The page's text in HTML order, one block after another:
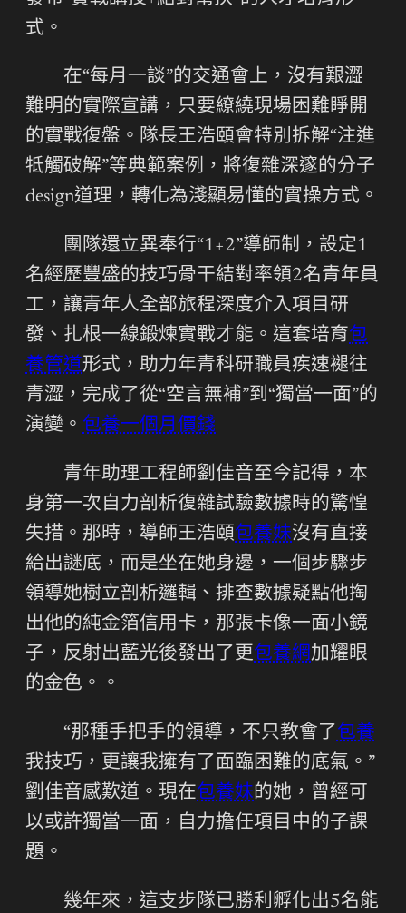
式。
在“每月一談”的交通會上，沒有艱澀
難明的實際宣講，只要繚繞現場困難睜開
的實戰復盤。隊長王浩頤會特別拆解“注進
牴觸破解”等典範案例，將復雜深邃的分子
design道理，轉化為淺顯易懂的實操方式。
團隊還立異奉行“1+2”導師制，設定1
名經歷豐盛的技巧骨干結對率領2名青年員
工，讓青年人全部旅程深度介入項目研
發、扎根一線鍛煉實戰才能。這套培育包
養管道形式，助力年青科研職員疾速褪往
青澀，完成了從“空言無補”到“獨當一面”的
演變。 包養一個月價錢
青年助理工程師劉佳音至今記得，本
身第一次自力剖析復雜試驗數據時的驚惶
失措。那時，導師王浩頤包養妹沒有直接
給出謎底，而是坐在她身邊，一個步驟步
領導她樹立剖析邏輯、排查數據疑點他掏
出他的純金箔信用卡，那張卡像一面小鏡
子，反射出藍光後發出了更包養網加耀眼
的金色。。
“那種手把手的領導，不只教會了 包養
我技巧，更讓我擁有了面臨困難的底氣。”
劉佳音感歎道。現在包養妹的她，曾經可
以或許獨當一面，自力擔任項目中的子課
題。
幾年來，這支步隊已勝利孵化出5名能